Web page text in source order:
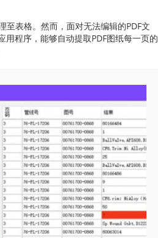
至表格。然而，面对无法编辑的PDF文
程序，能够自动提取PDF图纸每一页的